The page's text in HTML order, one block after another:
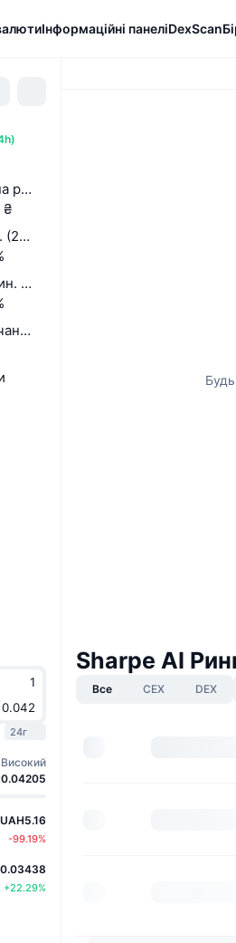
Інформаційні панеліDexScan
)
капіталізація
₴
год.)
кап.
24г
Високий
UAH5.16
-99.19%
+22.29%
Sharpe AI
Все CEX DEX